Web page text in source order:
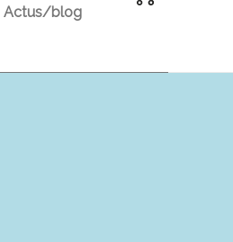
Actus/blog